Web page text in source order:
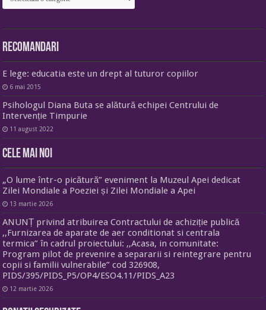
Recomandari
E lege: educatia este un drept al tuturor copiilor
6 mai 2015
Psihologul Diana Buta se alătură echipei Centrului de
Intervenție Timpurie
11 august 2022
Cele mai noi
„O lume într-o picătură” eveniment la Muzeul Apei dedicat
Zilei Mondiale a Poeziei și Zilei Mondiale a Apei
13 martie 2026
ANUNȚ privind atribuirea Contractului de achiziție publică
,,Furnizarea de aparate de aer conditionat si centrala
termica” în cadrul proiectului: ,,Acasa, in comunitate:
Program pilot de prevenire a separarii si reintegrare pentru
copii si familii vulnerabile” cod 326908,
PIDS/395/PIDS_P5/OP4/ESO4.11/PIDS_A23
12 martie 2026